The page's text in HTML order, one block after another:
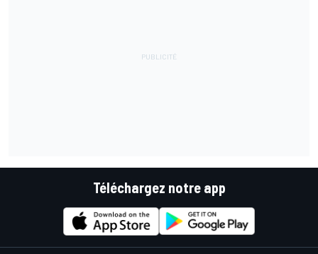
Téléchargez notre app